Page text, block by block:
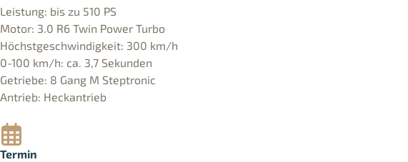
Leistung: bis zu 510 PS
Motor: 3.0 R6 Twin Power Turbo
Höchstgeschwindigkeit: 300 km/h
0-100 km/h: ca. 3,7 Sekunden
Getriebe: 8 Gang M Steptronic
Antrieb: Heckantrieb
Termin